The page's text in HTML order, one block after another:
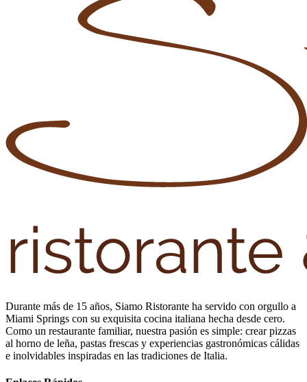
Durante más de 15 años, Siamo Ristorante ha servido con orgullo a
Miami Springs con su exquisita cocina italiana hecha desde cero.
Como un restaurante familiar, nuestra pasión es simple: crear pizzas
al horno de leña, pastas frescas y experiencias gastronómicas cálidas
e inolvidables inspiradas en las tradiciones de Italia.